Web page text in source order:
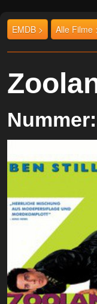
EMDB > Alle Filme
Nummer: